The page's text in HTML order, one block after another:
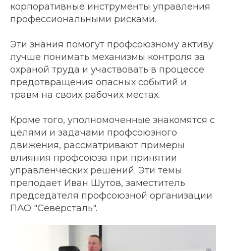
корпоративные инструменты управления
профессиональными рисками.
Эти знания помогут профсоюзному активу
лучше понимать механизмы контроля за
охраной труда и участвовать в процессе
предотвращения опасных событий и
травм на своих рабочих местах.
Кроме того, уполномоченные знакомятся с
целями и задачами профсоюзного
движения, рассматривают примеры
влияния профсоюза при принятии
управленческих решений. Эти темы
преподает Иван Шутов, заместитель
председателя профсоюзной организации
ПАО "Северсталь".